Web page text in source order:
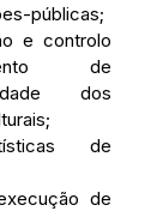
públicas;
e controlo
de
dos
de
de